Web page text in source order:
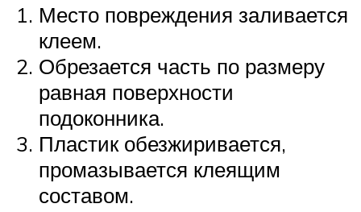
Место повреждения заливается
клеем.
Обрезается часть по размеру
равная поверхности
подоконника.
Пластик обезжиривается,
промазывается клеящим
составом.